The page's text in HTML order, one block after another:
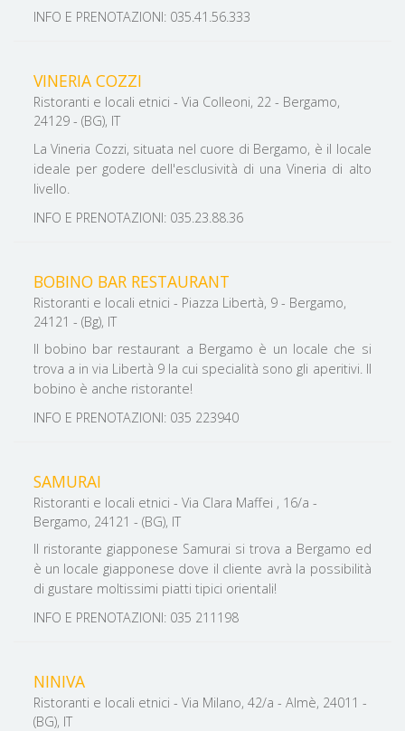
INFO E PRENOTAZIONI: 035.41.56.333
VINERIA COZZI
Ristoranti e locali etnici - Via Colleoni, 22 - Bergamo,
24129 - (BG), IT
La Vineria Cozzi, situata nel cuore di Bergamo, è il locale
ideale per godere dell'esclusività di una Vineria di alto
livello.
INFO E PRENOTAZIONI: 035.23.88.36
BOBINO BAR RESTAURANT
Ristoranti e locali etnici - Piazza Libertà, 9 - Bergamo,
24121 - (Bg), IT
Il bobino bar restaurant a Bergamo è un locale che si
trova a in via Libertà 9 la cui specialità sono gli aperitivi. Il
bobino è anche ristorante!
INFO E PRENOTAZIONI: 035 223940
SAMURAI
Ristoranti e locali etnici - Via Clara Maffei , 16/a -
Bergamo, 24121 - (BG), IT
Il ristorante giapponese Samurai si trova a Bergamo ed
è un locale giapponese dove il cliente avrà la possibilità
di gustare moltissimi piatti tipici orientali!
INFO E PRENOTAZIONI: 035 211198
NINIVA
Ristoranti e locali etnici - Via Milano, 42/a - Almè, 24011 -
(BG), IT